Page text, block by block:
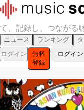
て、記録し、つながる
ニュース ランキング
ログイン
無料
登録
ログイン